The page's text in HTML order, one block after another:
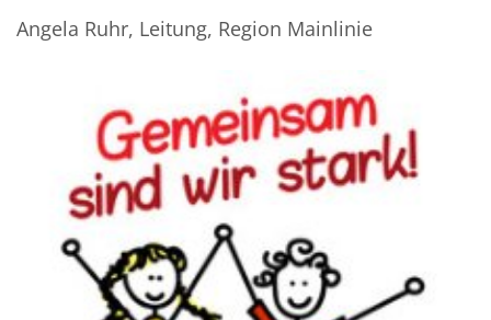
Angela Ruhr, Leitung, Region Mainlinie